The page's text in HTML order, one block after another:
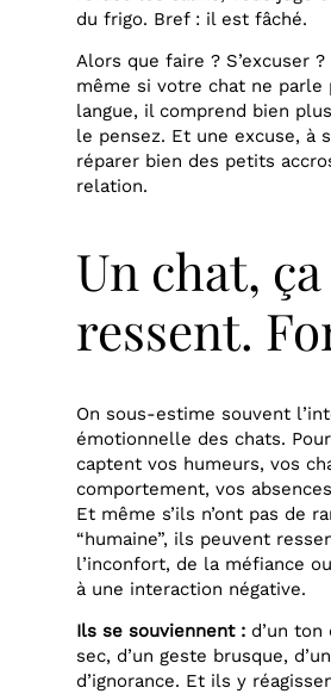
du frigo. Bref : il est fâché.
Alors que faire ? S’excuser ?
même si votre chat ne parle
langue, il comprend bien
le pensez. Et une excuse, à
réparer bien des petits
relation.
Un chat, ça
ressent.
On sous-estime souvent
émotionnelle des chats.
captent vos humeurs, vos
comportement, vos
Et même s’ils n’ont pas de
“humaine”, ils peuvent
l’inconfort, de la méfiance
à une interaction négative.
Ils se souviennent : d’un
sec, d’un geste brusque,
d’ignorance. Et ils y